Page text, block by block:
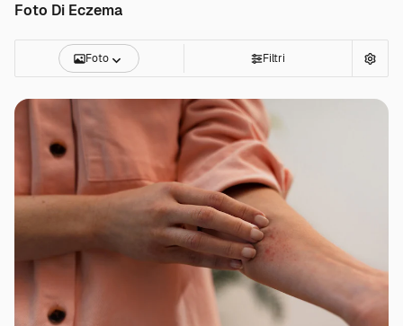
Foto Di Eczema
Foto Filtri